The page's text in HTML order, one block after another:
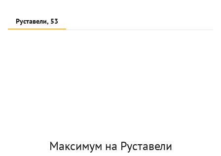
Руставели, 53
Максимум на Руставели